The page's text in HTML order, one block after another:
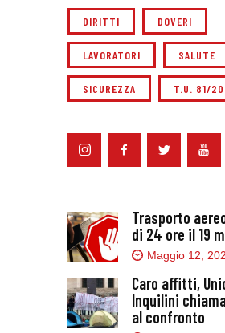
DIRITTI DOVERI
LAVORATORI SALUTE
SICUREZZA T.U. 81/
Trasporto
di 24 ore il 19
Maggio 12,
Caro affitti,
Inquilini
al confronto